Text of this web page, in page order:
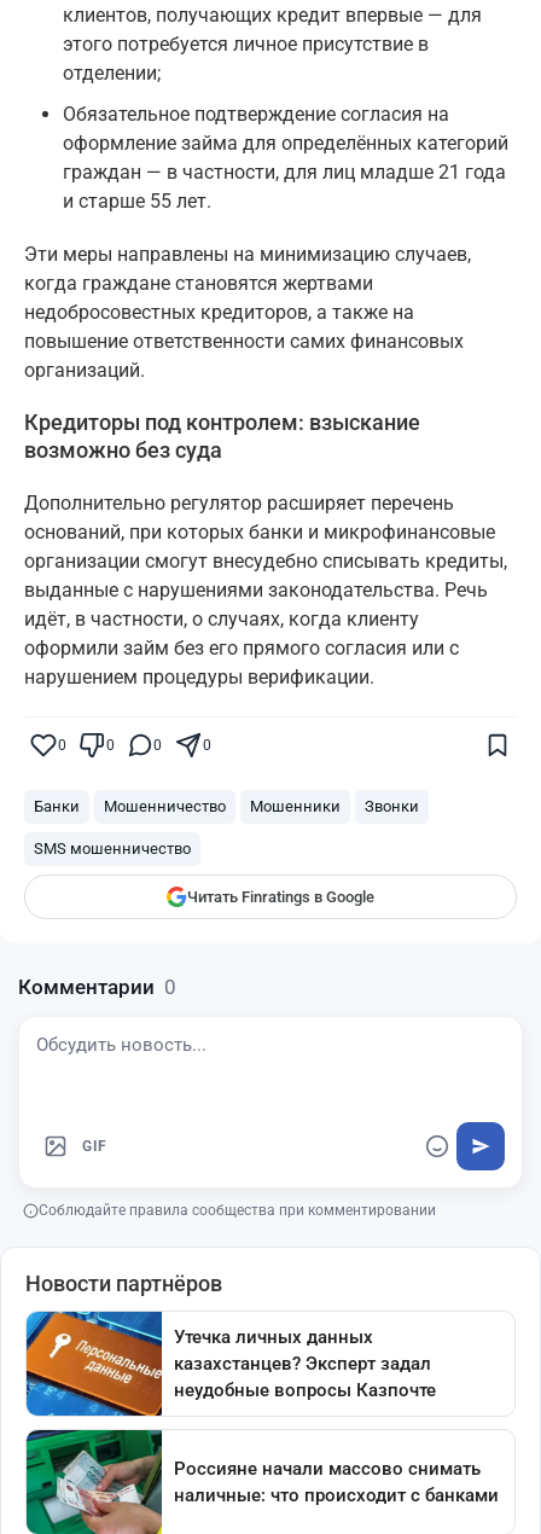
клиентов, получающих кредит впервые — для
этого потребуется личное присутствие в
отделении;
Обязательное подтверждение согласия на
оформление займа для определённых категорий
граждан — в частности, для лиц младше 21 года
и старше 55 лет.
Эти меры направлены на минимизацию случаев,
когда граждане становятся жертвами
недобросовестных кредиторов, а также на
повышение ответственности самих финансовых
организаций.
Кредиторы под контролем: взыскание
возможно без суда
Дополнительно регулятор расширяет перечень
оснований, при которых банки и микрофинансовые
организации смогут внесудебно списывать кредиты,
выданные с нарушениями законодательства. Речь
идёт, в частности, о случаях, когда клиенту
оформили займ без его прямого согласия или с
нарушением процедуры верификации.
0 0 0 0
Банки Мошенничество Мошенники Звонки
SMS мошенничество
Читать Finratings в Google
Поставьте галочку рядом с
Комментарии 0
GIF
Соблюдайте правила сообщества при комментировании